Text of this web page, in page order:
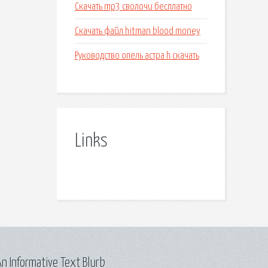
Скачать mp3 сволочи бесплатно
Скачать файл hitman blood money
Руководство опель астра h скачать
Links
Informative Text Blurb